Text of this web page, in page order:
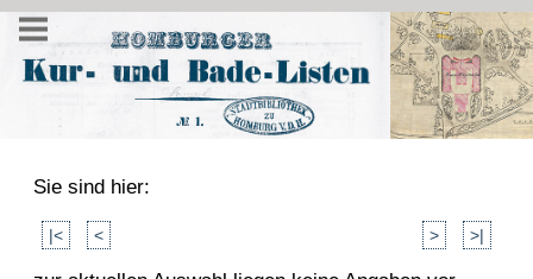
Sie sind hier:
|< < > >|